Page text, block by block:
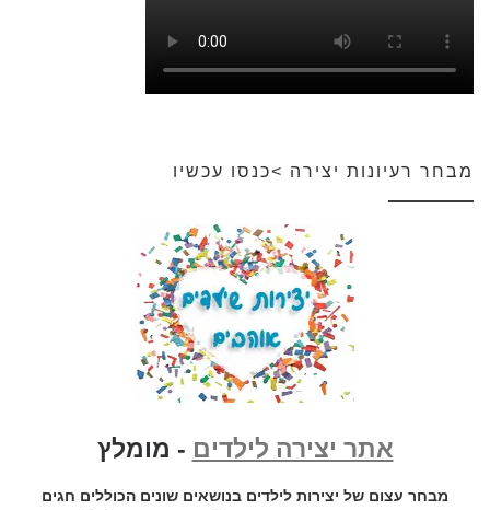
מבחר רעיונות יצירה >כנסו עכשיו
אתר יצירה לילדים - מומלץ
מבחר עצום של יצירות לילדים בנושאים שונים הכוללים חגים